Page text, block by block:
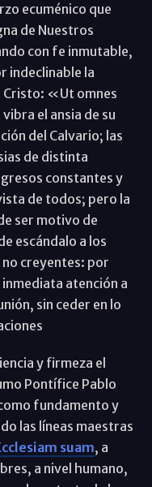
ecuménico que
de Nuestros
con fe inmutable,
indeclinable la
Cristo: «Ut omnes
el ansia de su
del Calvario; las
de distinta
constantes y
de todos; pero la
ser motivo de
escándalo a los
no creyentes: por
atención a
sin ceder en lo
y firmeza el
Pontífice Pablo
fundamento y
las líneas maestras
suam, a
a nivel humano,